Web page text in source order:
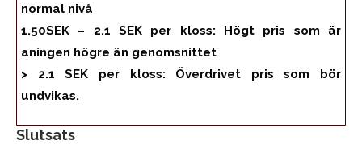
normal nivå
1.50SEK – 2.1 SEK per kloss: Högt pris som är
aningen högre än genomsnittet
> 2.1 SEK per kloss: Överdrivet pris som bör
undvikas.
Slutsats